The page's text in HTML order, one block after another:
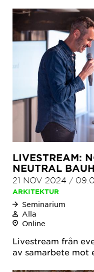
LIVESTREAM:
NEUTRAL
21 NOV 2024 /
ARKITEKTUR
Seminarium
Alla
Online
Livestream från
av samarbete mot